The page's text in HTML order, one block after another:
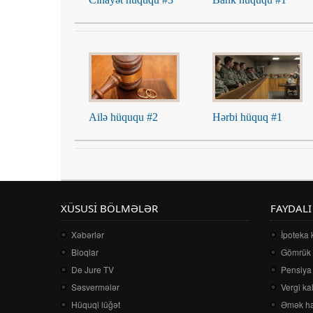
Ailə hüququ #2 Hərbi hüquq #1
XÜSUSI BÖLMƏLƏR
Xəbərlər
Bloqlar
De Jure TV
Səsvermələr
Hüquqi lüğət
FAYDALI
İpoteka
Vergi
Əmək